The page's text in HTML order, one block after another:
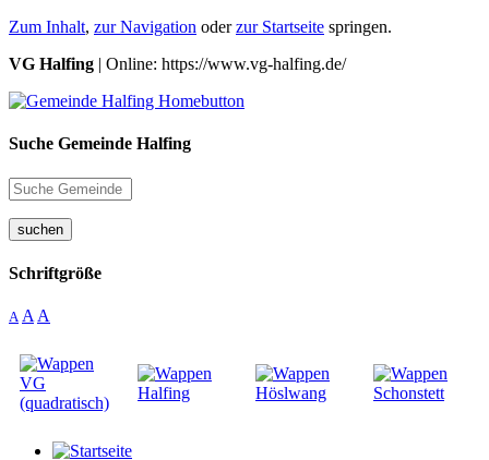
Zum Inhalt, zur Navigation oderzur Startseite springen.
VG Halfing | Online: https://www.vg-halfing.de/
Suche Gemeinde Halfing
suchen
Schriftgröße
A A A